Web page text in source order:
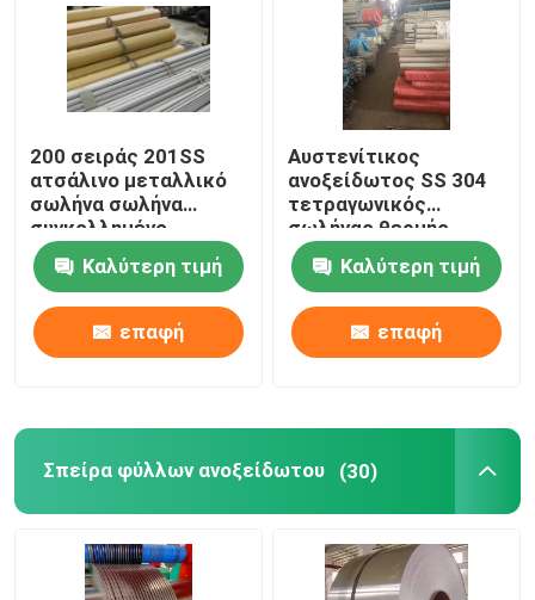
200 σειράς 201SS
ατσάλινο μεταλλικό
σωλήνα σωλήνα
συγκολλημένο
ορθογώνιο 2500mm
Καλύτερη τιμή
επαφή
Αυστενίτικος
ανοξείδωτος SS 304
τετραγωνικός
σωλήνας θερμής
έλασης 50 mm 300
σειράςΚαλύτερη τιμή
επαφή
Σπείρα φύλλων ανοξείδωτου (30)